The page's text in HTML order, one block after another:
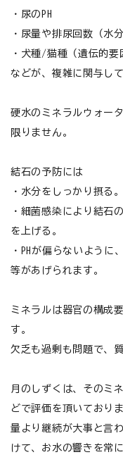
よくあるご質問
ご利用ガイド
ご相談室
0120-40-
・尿のPH
・尿量や排尿回数（水
・犬種/猫種（遺伝的要
などが、複雑に関与し
硬水のミネラルウォー
限りません。
結石の予防には
・水分をしっかり摂る。
・細菌感染により結石
を上げる。
・PHが偏らないように
等があげられます。
ミネラルは器官の構成
す。
欠乏も過剰も問題で、
月のしずくは、そのミ
どで評価を頂いておりま
量より継続が大事と言
けて、お水の響きを常